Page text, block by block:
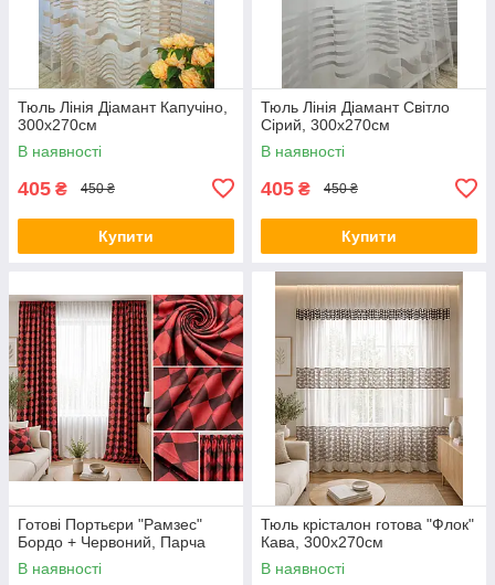
Тюль Лінія Діамант Капучіно,
300х270см
В наявності
405 ₴ 450 ₴
Купити
Тюль Лінія Діамант Світло
Сірий, 300х270см
В наявності
405 ₴ 450 ₴
Купити
Готові Портьєри "Рамзес"
Бордо + Червоний, Парча
В наявності
Тюль крісталон готова "Флок"
Кава, 300х270см
В наявності